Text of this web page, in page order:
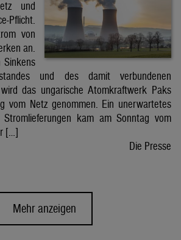
und
Pflicht.
von
an.
Sinkens
und des damit verbundenen
das ungarische Atomkraftwerk Paks
vom Netz genommen. Ein unerwartetes
Stromlieferungen kam am Sonntag vom
[…]
Die Presse
Mehr anzeigen